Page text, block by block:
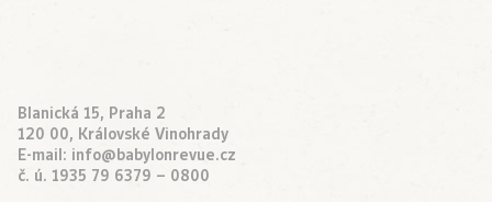
Blanická 15, Praha 2
120 00, Královské Vinohrady
E-mail: info@babylonrevue.cz
č. ú. 1935 79 6379 – 0800